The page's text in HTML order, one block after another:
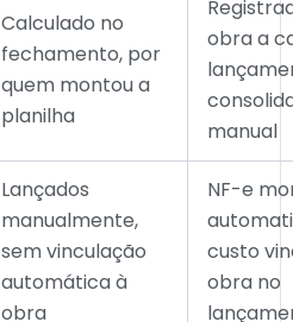
Calculado no
fechamento, por
quem montou a
planilha
obra a
manual
Lançados
manualmente,
sem vinculação
automática à
obra
NF-e
custo
obra no